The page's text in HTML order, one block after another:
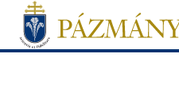
Ugrás a menüre
Ugrás a tartalomra